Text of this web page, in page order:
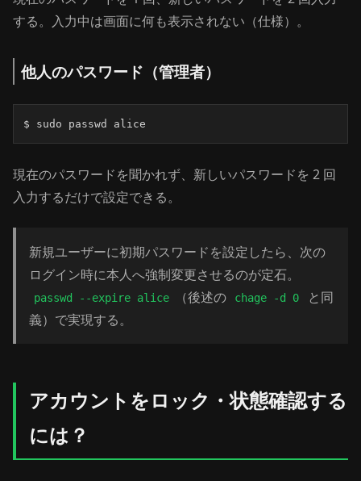
する。入力中は画面に何も表示されない（仕様）。
他人のパスワード（管理者）
$ sudo passwd alice
現在のパスワードを聞かれず、新しいパスワードを 2 回
入力するだけで設定できる。
新規ユーザーに初期パスワードを設定したら、次の
ログイン時に本人へ強制変更させるのが定石。
passwd --expire alice （後述の chage -d 0
と同
義）で実現する。
アカウントをロック・状態確認する
には？